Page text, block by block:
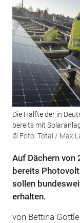
Die Hälfte der in
bereits mit
© Foto: Total / Max
Auf Dächern von
bereits
sollen
erhalten.
von Bettina